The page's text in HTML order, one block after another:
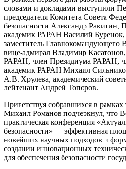
словами и докладами выступили
председателя Комитета Совета
безопасности Александр Ракитин,
академик РАРАН Василий Буренок,
заместитель
вице-адмирал Владимир
РАРАН, член Президиума РАРАН,
академик РАРАН Михаил
А.В. Хрулева, академический
лейтенант Андрей Топоров.
Приветствуя собравшихся в рамках
Михаил Романов подчеркнул, что
практическая конференция
безопасности» — эффективная
новейших научных подходов и
создании инновационных
для обеспечения безопасности